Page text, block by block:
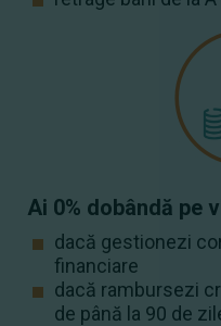
Ai 0% dobândă pe
dacă gestionezi
financiare
dacă rambursezi
de până la 90 de